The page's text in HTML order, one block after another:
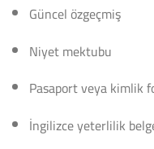
Güncel özgeçmiş
Niyet mektubu
Pasaport veya kimlik
İngilizce yeterlilik